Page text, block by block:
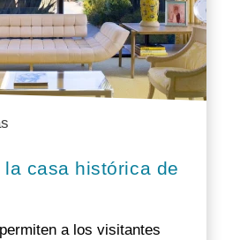
casa histórica de
a los visitantes